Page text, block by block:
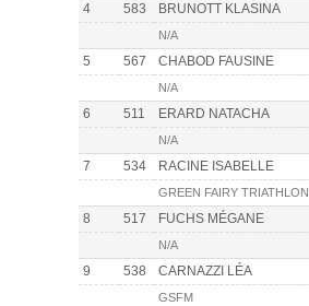
4 583 BRUNOTT KLASINA
N/A
5 567 CHABOD FAUSINE
N/A
6 511 ERARD NATACHA
N/A
7 534 RACINE ISABELLE
GREEN FAIRY TRIATHLON
8 517 FUCHS MÉGANE
N/A
9 538 CARNAZZI LÉA
GSFM